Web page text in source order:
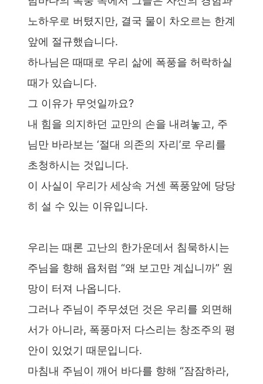
노하우로 버텼지만, 결국 물이 차오르는 한계
앞에 절규했습니다.
하나님은 때때로 우리 삶에 폭풍을 허락하실
때가 있습니다.
그 이유가 무엇일까요?
내 힘을 의지하던 교만의 손을 내려놓고, 주
님만 바라보는 ‘절대 의존의 자리’로 우리를
초청하시는 것입니다.
이 사실이 우리가 세상속 거센 폭풍앞에 당당
히 설 수 있는 이유입니다.
우리는 때론 고난의 한가운데서 침묵하시는
주님을 향해 욥처럼 “왜 보고만 계십니까” 원
망이 터져 나옵니다.
그러나 주님이 주무셨던 것은 우리를 외면해
서가 아니라, 폭풍마저 다스리는 창조주의 평
안이 있었기 때문입니다.
마침내 주님이 깨어 바다를 향해 “잠잠하라,